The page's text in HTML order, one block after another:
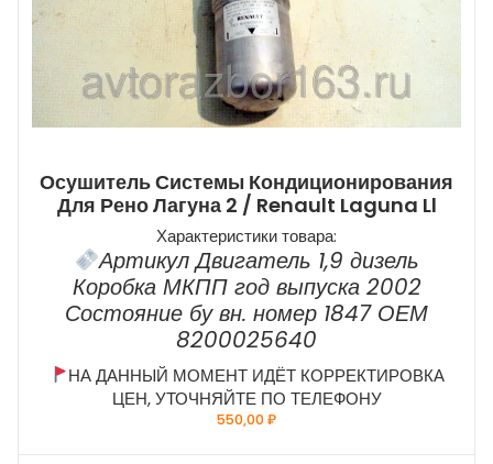
Осушитель Системы Кондиционирования
Для Рено Лагуна 2 / Renault Laguna Ll
Характеристики товара:
Артикул Двигатель 1,9 дизель
Коробка МКПП год выпуска 2002
Состояние бу вн. номер 1847 ОЕМ
8200025640
НА ДАННЫЙ МОМЕНТ ИДЁТ КОРРЕКТИРОВКА
ЦЕН, УТОЧНЯЙТЕ ПО ТЕЛЕФОНУ
550,00₽